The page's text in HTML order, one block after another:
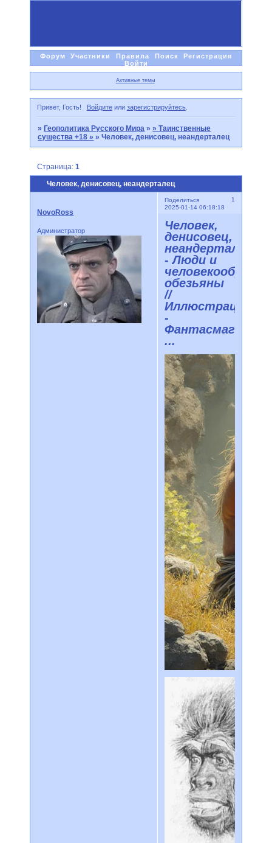
Форум Участники Правила Поиск
Регистрация
Войти
Активные темы
Привет, Гость! Войдитеили зарегистрируйтесь.
»Геополитика Русского Мира »» Таинственные
существа +18 » »Человек, денисовец, неандерталец
Человек, денисовец, неандерталец
Страница:1
Поделиться
1
2025-01-14 06:18:18
NovoRoss
Администратор
Человек,
денисовец,
неандерталец
- Люди и
обезьяны
//
Иллюстрации
-
Фантасмагория
...